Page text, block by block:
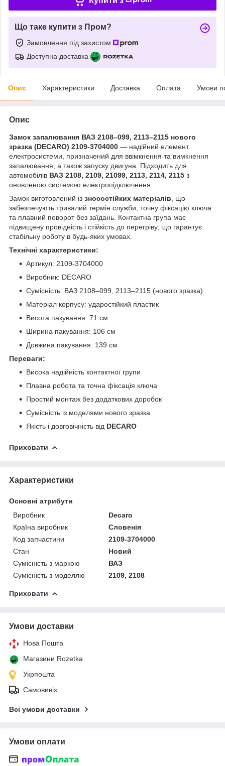
Що таке купити з Пром?
Замовлення під захистом
Доступна доставка
Опис Характеристики Доставка Оплата Умови
Опис
Замок запалювання ВАЗ 2108–099, 2113–2115 нового
зразка (DECARO) 2109-3704000 — надійний елемент
електросистеми, призначений для ввімкнення та вимкнення
запалювання, а також запуску двигуна. Підходить для
автомобілів ВАЗ 2108, 2109, 21099, 2113, 2114, 2115 з
оновленою системою електропідключення.
Замок виготовлений із зносостійких матеріалів , що
забезпечують тривалий термін служби, точну фіксацію ключа
та плавний поворот без заїдань. Контактна група має
підвищену провідність і стійкість до перегріву, що гарантує
стабільну роботу в будь-яких умовах.
Технічні характеристики:
Артикул: 2109-3704000
Виробник: DECARO
Сумісність: ВАЗ 2108–099, 2113–2115 (нового зразка)
Матеріал корпусу: ударостійкий пластик
Висота пакування: 71 см
Ширина пакування: 106 см
Довжина пакування: 139 см
Переваги:
Висока надійність контактної групи
Плавна робота та точна фіксація ключа
Простий монтаж без додаткових доробок
Сумісність із моделями нового зразка
Якість і довговічність від DECARO
Приховати
Характеристики
Основні атрибути
Виробник
Decaro
Країна виробник
Словенія
Код запчастини
2109-3704000
Стан
Новий
Сумісність з маркою
ВАЗ
Сумісність з моделлю
2109, 2108
Приховати
Умови доставки
Нова Пошта
Магазини Rozetka
Укрпошта
Самовивіз
Всі умови доставки
Умови оплати